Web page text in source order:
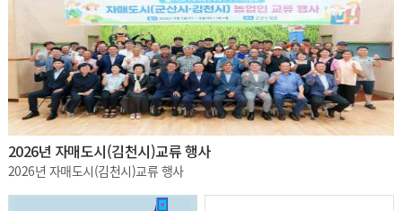
2026년 자매도시(김천시)교류 행사
2026년 자매도시(김천시)교류 행사